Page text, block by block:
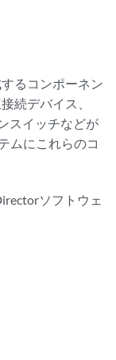
るコンポーネン
続デバイス、
スイッチなどが
ムにこれらのコ
ソフトウェ